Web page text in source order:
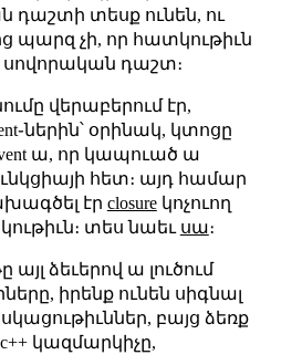
դաշտի տեսք ունեն, ու
պարզ չի, որ հատկութիւն
սովորական դաշտ։
վերաբերում էր,
օրինակ, կտոցը
ա, որ կապուած ա
հետ։ այդ համար
էր closureկոչուող
տես նաեւ սա։
այլ ձեւերով ա լուծում
իրենք ունեն սիգնալ
բայց ձեռք
կազմարկիչը,